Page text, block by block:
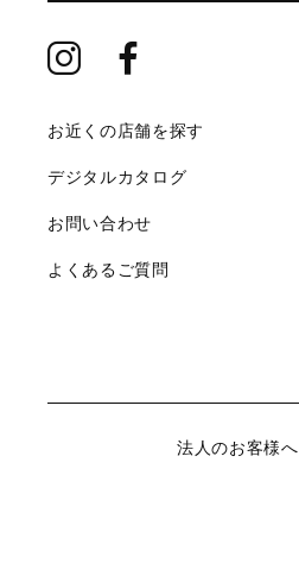
お近くの店舗を探す
デジタルカタログ
お問い合わせ
よくあるご質問
法人のお客様へ